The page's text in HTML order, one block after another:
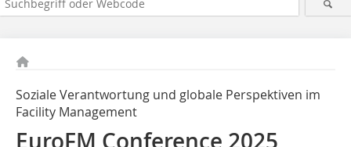
Soziale Verantwortung und globale Perspektiven im
Facility Management
EuroFM Conference 2025